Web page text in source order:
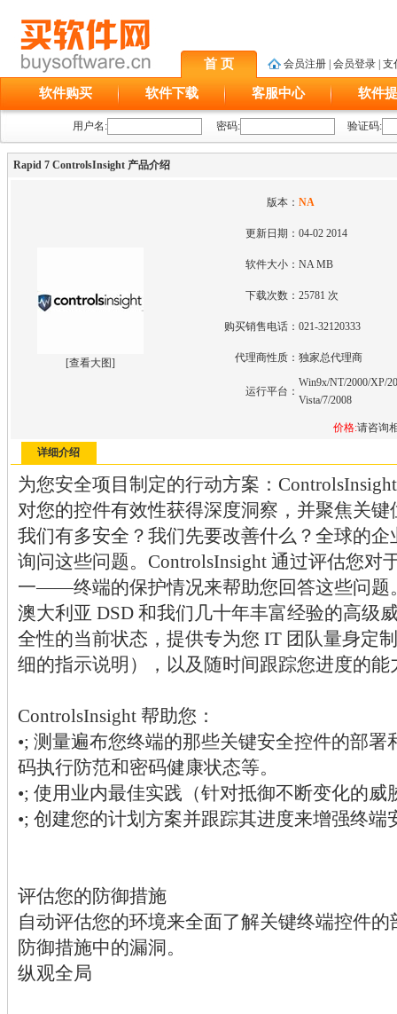
首 页 会员注册 会员登录 支
软件购买 软件下载 客服中心 软件
用户名: 密码: 验证码:
Rapid 7 ControlsInsight 产品介绍
[查看大图]
版本：NA
更新日期：04-02 2014
软件大小：NA MB
下载次数：25781 次
购买销售电话：021-32120333
代理商性质：独家总代理商
运行平台：
Win9x/NT/2000/XP/
Vista/7/2008
价格:请咨
详细介绍
为您安全项目制定的行动方案：ControlsInsight
对您的控件有效性获得深度洞察，并聚焦关键
我们有多安全？我们先要改善什么？全球的
询问这些问题。ControlsInsight 通过评估您对
一——终端的保护情况来帮助您回答这些问题
澳大利亚 DSD 和我们几十年丰富经验的高级
全性的当前状态，提供专为您 IT 团队量身定
细的指示说明），以及随时间跟踪您进度的能
ControlsInsight 帮助您：
•; 测量遍布您终端的那些关键安全控件的部
码执行防范和密码健康状态等。
•; 使用业内最佳实践（针对抵御不断变化的
•; 创建您的计划方案并跟踪其进度来增强终端
评估您的防御措施
自动评估您的环境来全面了解关键终端控件
防御措施中的漏洞。
纵观全局